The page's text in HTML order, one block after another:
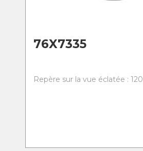
76X7335
Repère sur la vue éclatée : 120